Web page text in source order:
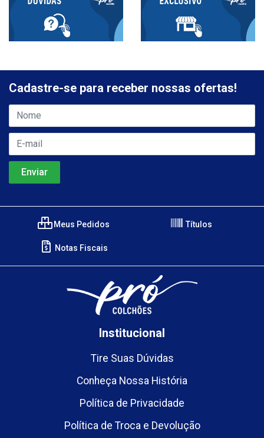
Cadastre-se para receber nossas ofertas!
Meus Pedidos Títulos
Notas Fiscais
Institucional
Tire Suas Dúvidas
Conheça Nossa História
Política de Privacidade
Política de Troca e Devolução